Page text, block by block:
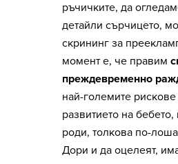
ръчичките, да
детайли сърчицето,
скрининг за
момент е, че правим
преждевременно
най-големите
развитието на
роди, толкова по-
Дори и да оцелеят,